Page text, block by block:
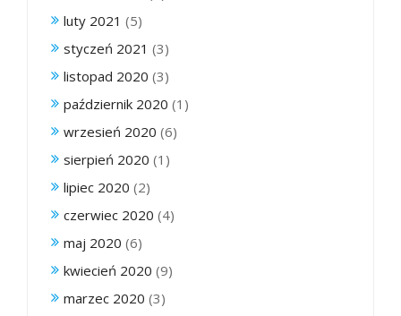
luty 2021 (5)
styczeń 2021 (3)
listopad 2020 (3)
październik 2020 (1)
wrzesień 2020 (6)
sierpień 2020 (1)
lipiec 2020 (2)
czerwiec 2020 (4)
maj 2020 (6)
kwiecień 2020 (9)
marzec 2020 (3)